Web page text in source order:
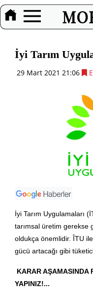
İyi Tarım
29 Mart 2021 21:06
İyi Tarım Uygulamaları
tarımsal üretim gerekse
oldukça önemlidir. ÎTU
gücü artacağı gibi
KARAR AŞAMASINDA
YAPINIZ!...